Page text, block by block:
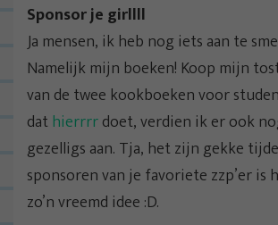
Sponsor je girllll
Ja mensen, ik heb nog iets aan te
Namelijk mijn boeken! Koop mijn
van de twee kookboeken voor
dat hierrrrdoet, verdien ik er ook
gezelligs aan. Tja, het zijn gekke
sponsoren van je favoriete zzp’er is
zo’n vreemd idee :D.